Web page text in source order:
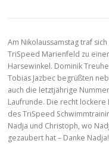
Am Nikolaussamstag traf
TriSpeed Marienfeld zu
Harsewinkel. Dominik
Tobias Jazbec begrüßten
auch die letztjährige
Laufrunde. Die recht
des TriSpeed
Nadja und Christoph, wo
gezaubert hat – Danke